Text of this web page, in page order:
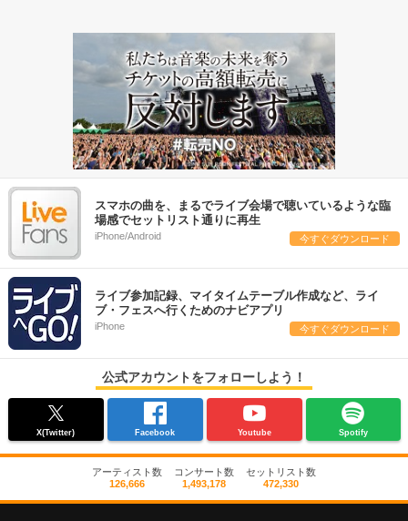
スマホの曲を、まるでライブ会場で聴いているような臨
場感でセットリスト通りに再生
iPhone/Android 今すぐダウンロード
ライブ参加記録、マイタイムテーブル作成など、ライ
ブ・フェスへ行くためのナビアプリ
iPhone 今すぐダウンロード
公式アカウントをフォローしよう！
X(Twitter) Facebook Youtube Spotify
アーティスト数
126,666
コンサート数
1,493,178
セットリスト数
472,330